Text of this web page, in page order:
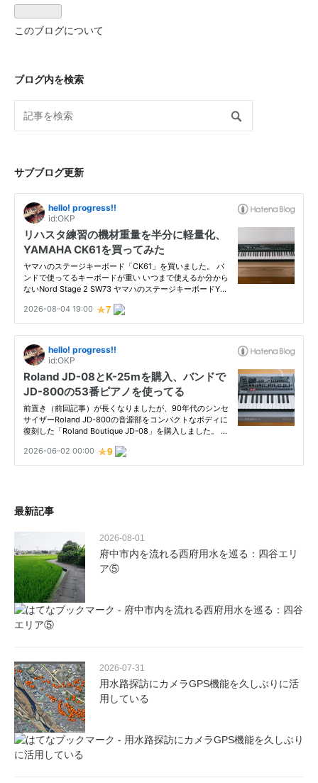
このブログについて
ブログ内を検索
サブブログ更新
最新記事
2026-08-01
府中市内を流れる西府用水を巡る：四谷エリ
ア⑤
2026-07-31
用水路探訪にカメラGPS機能を久しぶりに活
用している